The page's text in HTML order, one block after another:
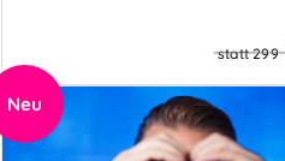
statt 299
Neu